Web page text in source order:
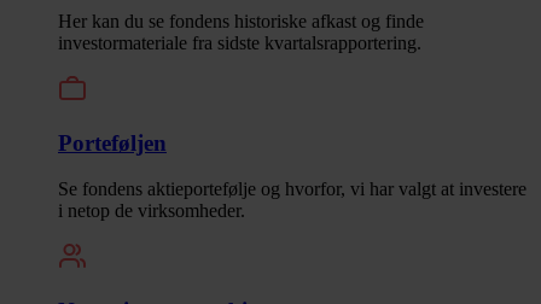
Her kan du se fondens historiske afkast og finde
investormateriale fra sidste kvartalsrapportering.
Porteføljen
Se fondens aktieportefølje og hvorfor, vi har valgt at investere
i netop de virksomheder.